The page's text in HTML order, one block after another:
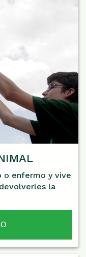
o enfermo y vive
la